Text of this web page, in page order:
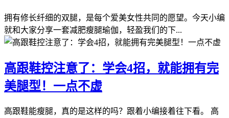
拥有修长纤细的双腿，是每个爱美女性共同的愿望。今天小编
就和大家分享一套减肥瘦腿瑜伽，轻盈我们的下...
高跟鞋控注意了：学会4招，就能拥有完
美腿型！一点不虚
高跟鞋能瘦腿，真的是这样的吗？跟着小编接着往下看。 高